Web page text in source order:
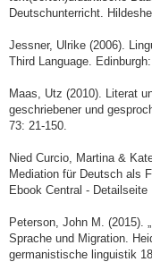
Deutschunterricht.
Jessner, Ulrike (2006).
Third Language.
Maas, Utz (2010). Literat
geschriebener und
73: 21-150.
Nied Curcio, Martina &
Mediation für Deutsch als
Ebook Central - Detailseite
Peterson, John M. (2015).
Sprache und Migration.
germanistische linguistik